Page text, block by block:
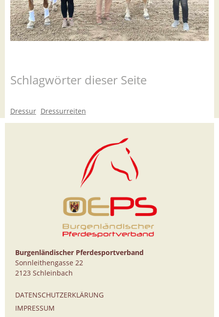
Schlagwörter dieser Seite
Dressur Dressurreiten
Burgenländischer Pferdesportverband
Sonnleithengasse 22
2123 Schleinbach
DATENSCHUTZERKLÄRUNG
IMPRESSUM